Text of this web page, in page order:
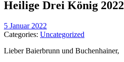
Heilige Drei König 2022
5 Januar 2022
Categories: Uncategorized
Lieber Baierbrunn und Buchenhainer,